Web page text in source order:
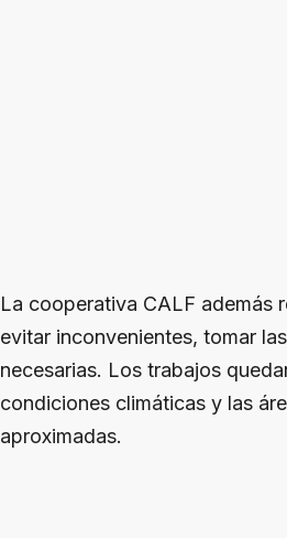
La cooperativa CALF además
evitar inconvenientes, tomar
necesarias. Los trabajos
condiciones climáticas y las
aproximadas.